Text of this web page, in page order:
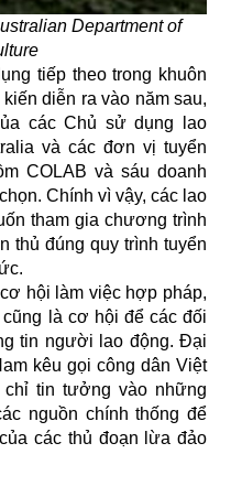
Department of
tiếp theo trong khuôn
diễn ra vào năm sau,
các Chủ sử dụng lao
và các đơn vị tuyển
COLAB và sáu doanh
Chính vì vậy, các lao
tham gia chương trình
thủ đúng quy trình tuyển
hội làm việc hợp pháp,
là cơ hội để các đối
tin người lao động. Đại
kêu gọi công dân Việt
chỉ tin tưởng vào những
nguồn chính thống để
các thủ đoạn lừa đảo